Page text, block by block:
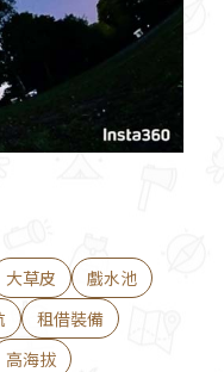
大草皮
戲水池
租借裝備
高海拔